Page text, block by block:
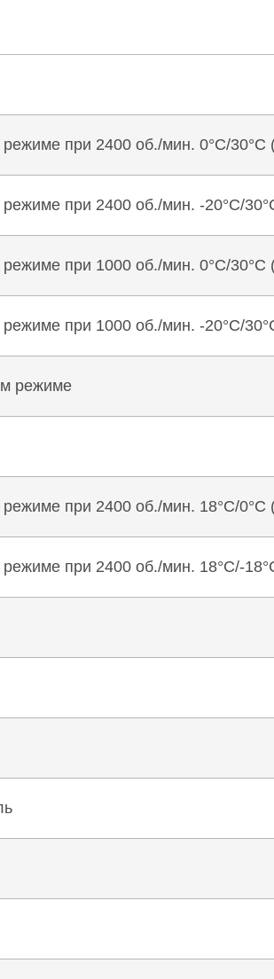
при 2400 об./мин. 0°C/30°C
при 2400 об./мин. -20°C/
при 1000 об./мин. 0°C/30°C
при 1000 об./мин. -20°C/
режиме
при 2400 об./мин. 18°C/0°C
при 2400 об./мин. 18°C/-